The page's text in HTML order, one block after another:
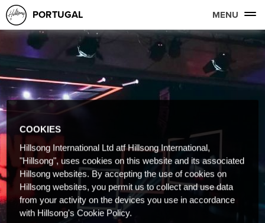
PORTUGAL MENU
COOKIES
Hillsong International Ltd atf Hillsong International,
"Hillsong", uses cookies on this website and its associated
Hillsong websites. By accepting the use of cookies on
Hillsong websites, you permit us to collect and use data
from your activity on the devices you use in accordance
with Hillsong's Cookie Policy.